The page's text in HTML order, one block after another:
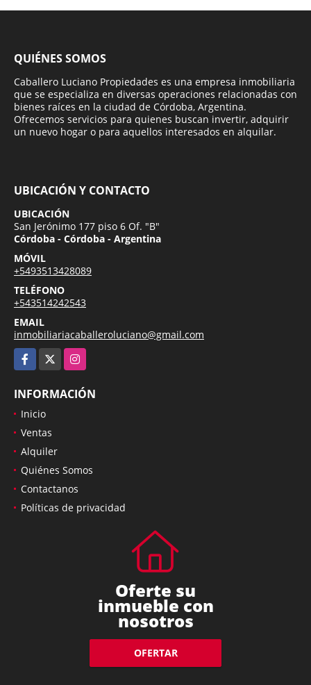
QUIÉNES SOMOS
Caballero Luciano Propiedades es una empresa inmobiliaria
que se especializa en diversas operaciones relacionadas con
bienes raíces en la ciudad de Córdoba, Argentina.
Ofrecemos servicios para quienes buscan invertir, adquirir
un nuevo hogar o para aquellos interesados en alquilar.
UBICACIÓN Y CONTACTO
UBICACIÓN
San Jerónimo 177 piso 6 Of. "B"
Córdoba - Córdoba - Argentina
MÓVIL
+5493513428089
TELÉFONO
+543514242543
EMAIL
inmobiliariacaballeroluciano@gmail.com
Facebook
Instagram
INFORMACIÓN
Inicio
Ventas
Alquiler
Quiénes Somos
Contactanos
Políticas de privacidad
Oferte su
inmueble con
nosotros
OFERTAR